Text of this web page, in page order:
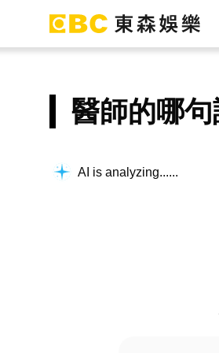
醫師的哪
AI is analyzing...